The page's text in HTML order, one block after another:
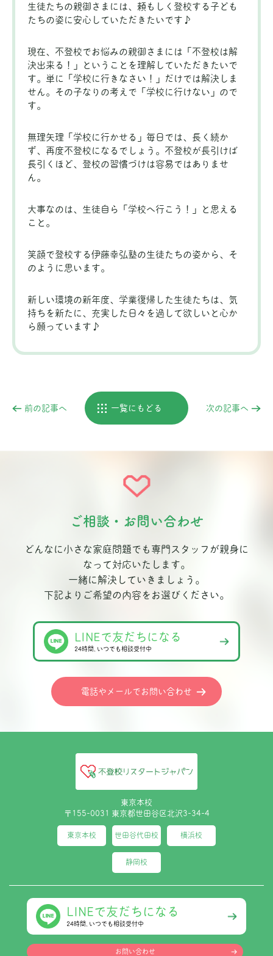
生徒たちの親御さまには、頼もしく登校する子ども
たちの姿に安心していただきたいです♪
現在、不登校でお悩みの親御さまには「不登校は解
決出来る！」ということを理解していただきたいで
す。単に「学校に行きなさい！」だけでは解決しま
せん。その子なりの考えで「学校に行けない」ので
す。
無理矢理「学校に行かせる」毎日では、長く続か
ず、再度不登校になるでしょう。不登校が長引けば
長引くほど、登校の習慣づけは容易ではありませ
ん。
大事なのは、生徒自ら「学校へ行こう！」と思える
こと。
笑顔で登校する伊藤幸弘塾の生徒たちの姿から、そ
のように思います。
新しい環境の新年度、学業復帰した生徒たちは、気
持ちを新たに、充実した日々を過して欲しいと心か
ら願っています♪
前の記事へ 一覧にもどる 次の記事へ
ご相談・お問い合わせ
どんなに小さな家庭問題でも専門スタッフが親身に
なって対応いたします。
一緒に解決していきましょう。
下記よりご希望の内容をお選びください。
LINEで友だちになる
24時間､いつでも相談受付中
電話やメールでお問い合わせ
東京本校
〒155-0031 東京都世田谷区北沢3-34-4
東京本校 世田谷代田校 横浜校
静岡校
LINEで友だちになる
24時間､いつでも相談受付中
お問い合わせ